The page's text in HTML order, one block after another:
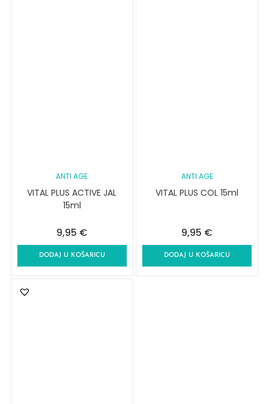
ANTI AGE
VITAL PLUS ACTIVE JAL
15ml
9,95 €
DODAJ U KOŠARICU
ANTI AGE
VITAL PLUS COL 15ml
9,95 €
DODAJ U KOŠARICU